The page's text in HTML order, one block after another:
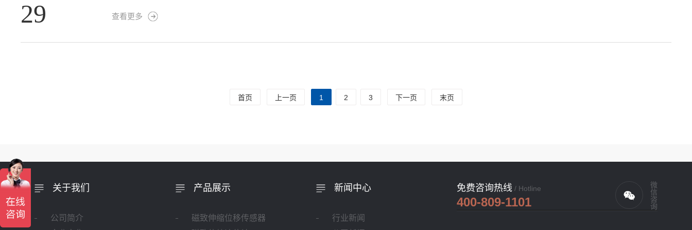
29 查看更多
首页 上一页 1 2 3 下一页 末页
免费咨询热线 / Hotline
400-809-1101 微信咨询
关于我们
公司简介
产品展示
磁致伸缩位移传感器
新闻中心
行业新闻